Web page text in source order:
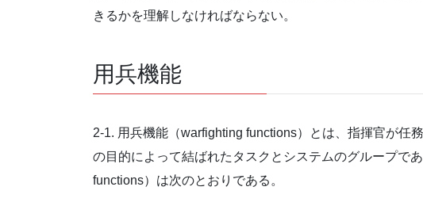
きるかを理解しなければならない。
用兵機能
2-1. 用兵機能（warfighting functions）とは、指揮官が任
の目的によって結ばれたタスクとシステムのグループで
functions）は次のとおりである。